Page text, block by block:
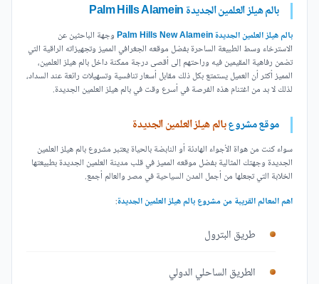
بالم هيلز العلمين الجديدة Palm Hills Alamein
بالم هيلز العلمين الجديدة Palm Hills New Alamein
وجهة الباحثين عن
الاسترخاء وسط الطبيعة الساحرة بفضل موقعه الجغرافي المميز وتجهيزاته الراقية التي
تضمن رفاهية المقيمين فيه وراحتهم إلى أقصى درجة ممكنة داخل بالم هيلز العلمين،
المميز أكثر أن العميل يستمتع بكل ذلك مقابل أسعار تنافسية وتسهيلات رائعة عند السداد،
لذلك لا بد من اغتنام هذه الفرصة في أسرع وقت في بالم هيلز العلمين الجديدة.
موقع مشروعبالم هيلز العلمين الجديدة
سواء كنت من هواة الأجواء الهادئة أو النابضة بالحياة يعتبر مشروع بالم هيلز العلمين
الجديدة وجهتك المثالية بفضل موقعه المميز في قلب مدينة العلمين الجديدة بطبيعتها
الخلابة التي تجعلها من أجمل المدن السياحية في مصر والعالم أجمع.
اهم المعالم القريبة من مشروع بالم هيلز العلمين الجديدة:
طريق البترول
الطريق الساحلي الدولي